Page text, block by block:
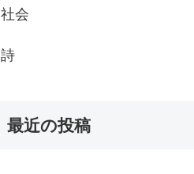
社会
詩
最近の投稿